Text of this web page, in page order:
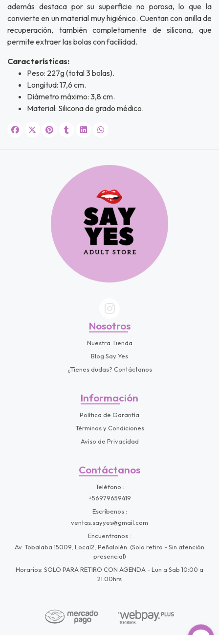
además destaca por su superficie no porosa, lo que la
convierte en un material muy higiénico. Cuentan con anilla de
recuperación, también completamente de silicona, que
permite extraer las bolas con facilidad.
Características:
Peso: 227g (total 3 bolas).
Longitud: 17,6 cm.
Diámetro máximo: 3,8 cm.
Material: Silicona de grado médico.
Nosotros
Nuestra Tienda
Blog Say Yes
¿Tienes dudas? Contáctanos
Información
Política de Garantía
Términos y Condiciones
Aviso de Privacidad
Contáctanos
Teléfono
+56979659419
Escríbenos
ventas.sayyes@gmail.com
Encuentranos
Av. Tobalaba 15009, Local2, Peñalolén. (Solo retiro - Sin atención
presencial)
Horarios: SOLO PARA RETIRO CON AGENDA - Lun a Sab 10:00 a
21:00hrs